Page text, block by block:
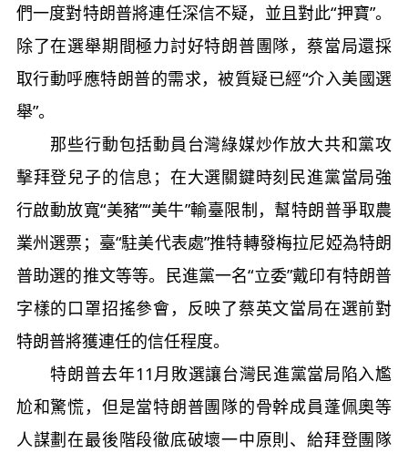
們一度對特朗普將連任深信不疑，並且對此“押寶”。
除了在選舉期間極力討好特朗普團隊，蔡當局還採
取行動呼應特朗普的需求，被質疑已經“介入美國選
舉”。
那些行動包括動員台灣綠媒炒作放大共和黨攻
擊拜登兒子的信息；在大選關鍵時刻民進黨當局強
行啟動放寬“美豬”“美牛”輸臺限制，幫特朗普爭取農
業州選票；臺“駐美代表處”推特轉發梅拉尼婭為特朗
普助選的推文等等。民進黨一名“立委”戴印有特朗普
字樣的口罩招搖參會，反映了蔡英文當局在選前對
特朗普將獲連任的信任程度。
特朗普去年11月敗選讓台灣民進黨當局陷入尷
尬和驚慌，但是當特朗普團隊的骨幹成員蓬佩奧等
人謀劃在最後階段徹底破壞一中原則、給拜登團隊